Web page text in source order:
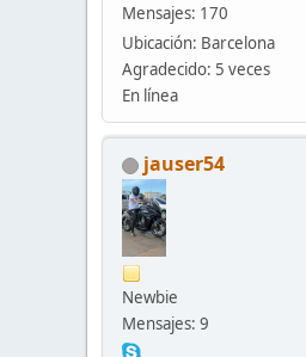
Mensajes: 170
Ubicación: Barcelona
Agradecido: 5 veces
En línea
jauser54
Newbie
Mensajes: 9